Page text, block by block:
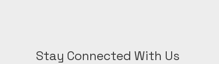
Stay Connected With Us